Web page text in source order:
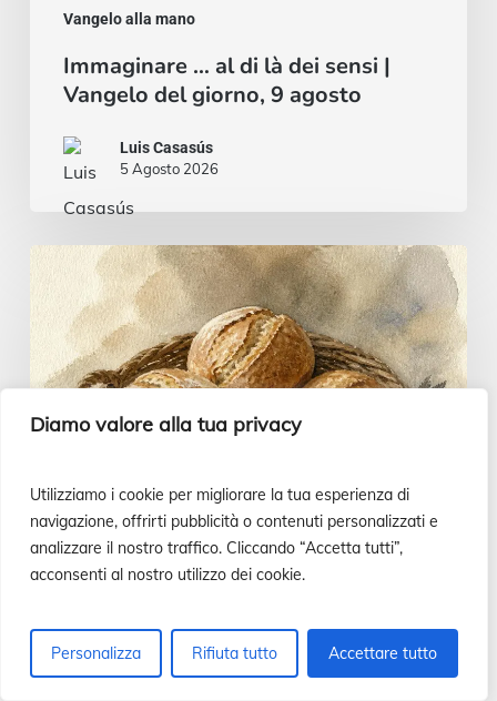
Diamo valore alla tua privacy
Utilizziamo i cookie per migliorare la tua esperienza di
navigazione, offrirti pubblicità o contenuti personalizzati e
analizzare il nostro traffico. Cliccando “Accetta tutti”,
acconsenti al nostro utilizzo dei cookie.
Personalizza Rifiuta tutto Accettare tutto
Vangelo alla mano
Immaginare … al di là dei sensi |
Vangelo del giorno, 9 agosto
Luis Casasús
5 Agosto 2026
Pane
pesce
carne?
|
del